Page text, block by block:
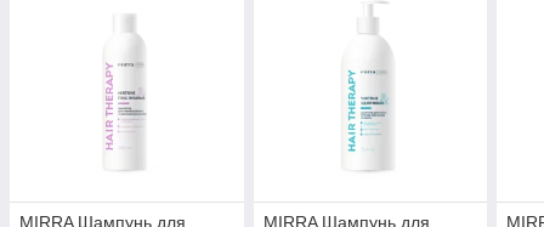
MIRRA Шампунь для
MIRRA Шампунь для